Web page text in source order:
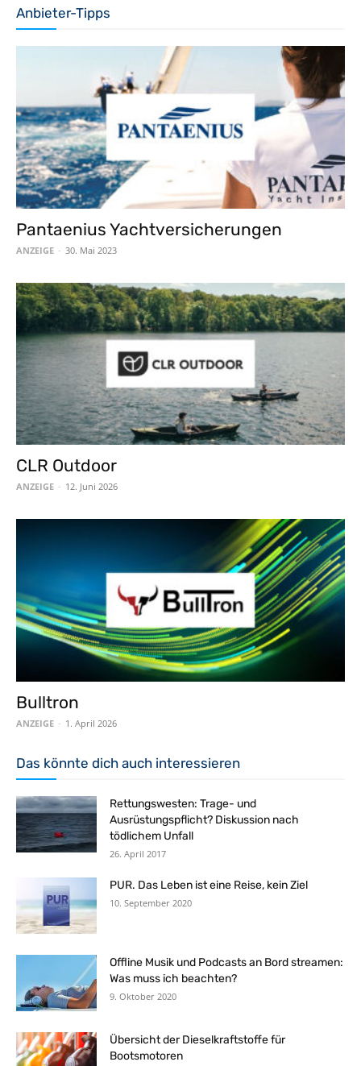
Anbieter-Tipps
Pantaenius Yachtversicherungen
ANZEIGE - 30. Mai 2023
CLR Outdoor
ANZEIGE - 12. Juni 2026
Bulltron
ANZEIGE - 1. April 2026
Das könnte dich auch interessieren
Rettungswesten: Trage- und
Ausrüstungspflicht? Diskussion nach
tödlichem Unfall
26. April 2017
PUR. Das Leben ist eine Reise, kein Ziel
10. September 2020
Offline Musik und Podcasts an Bord streamen:
Was muss ich beachten?
9. Oktober 2020
Übersicht der Dieselkraftstoffe für
Bootsmotoren